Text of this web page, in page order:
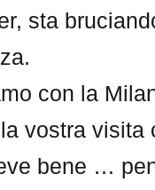
sta
con la
vostra visita
bene …